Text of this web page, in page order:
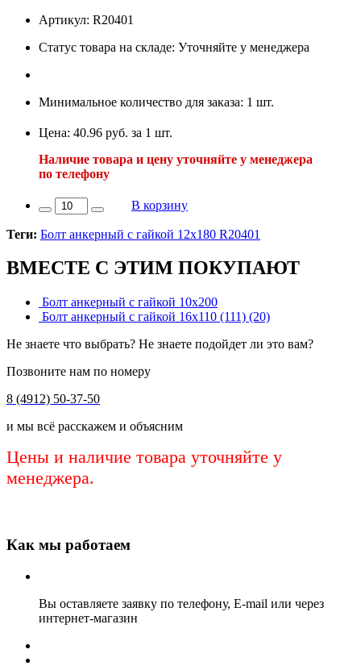
Артикул: R20401
Статус товара на складе: Уточняйте у менеджера
Минимальное количество для заказа: 1 шт.
Цена: 40.96 руб. за 1 шт.
Наличие товара и цену уточняйте у менеджера
по телефону
В корзину
Теги: Болт анкерный с гайкой 12х180 R20401
ВМЕСТЕ С ЭТИМ ПОКУПАЮТ
Болт анкерный с гайкой 10х200
Болт анкерный с гайкой 16х110 (111) (20)
Не знаете что выбрать? Не знаете подойдет ли это вам?
Позвоните нам по номеру
8 (4912) 50-37-50
и мы всё расскажем и объясним
Цены и наличие товара уточняйте у
менеджера.
Как мы работаем
Вы оставляете заявку по телефону, E-mail или через
интернет-магазин